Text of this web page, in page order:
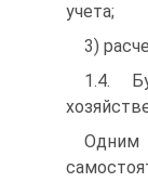
учета;
3)
1.4.
Одним